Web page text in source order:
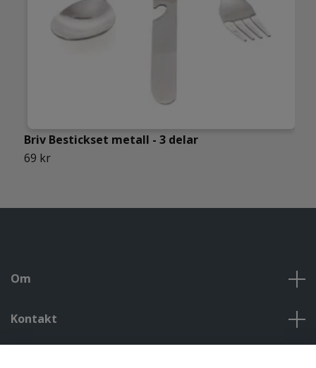
Briv Bestickset metall - 3 delar
69 kr
Om
Kontakt